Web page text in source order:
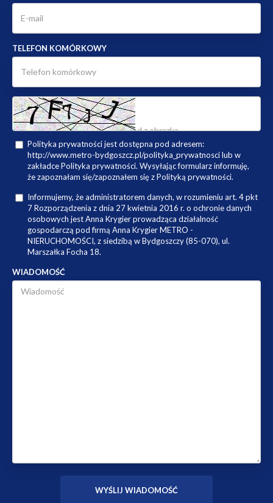
TELEFON KOMÓRKOWY
Polityka prywatności jest dostępna pod adresem:
http://www.metro-bydgoszcz.pl/polityka_prywatnosci lub w
zakładce Polityka prywatności. Wysyłając formularz informuję,
że zapoznałam się/zapoznałem się z Polityką prywatności.
Informujemy, że administratorem danych, w rozumieniu art. 4 pkt
7 Rozporządzenia z dnia 27 kwietnia 2016 r. o ochronie danych
osobowych jest Anna Krygier prowadząca działalność
gospodarczą pod firmą Anna Krygier METRO -
NIERUCHOMOŚCI, z siedzibą w Bydgoszczy (85-070), ul.
Marszałka Focha 18.
WIADOMOŚĆ